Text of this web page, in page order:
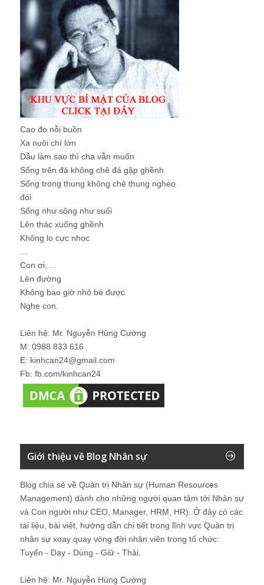
Cao đo nỗi buồn
Xa nuôi chí lớn
Dẫu làm sao thì cha vẫn muốn
Sống trên đá không chê đá gập ghềnh
Sống trong thung không chê thung nghèo
đói
Sống như sông như suối
Lên thác xuống ghềnh
Không lo cực nhọc
Con ơi, ...
Lên đường
Không bao giờ nhỏ bé được
Nghe con.
Liên hệ: Mr. Nguyễn Hùng Cường
M: 0988 833 616
E: kinhcan24@gmail.com
Fb: fb.com/kinhcan24
Giới thiệu về Blog Nhân sự
Blog chia sẻ về Quản trị Nhân sự (Human Resources
Management) dành cho những người quan tâm tới Nhân sự
và Con người như CEO, Manager, HRM, HR). Ở đây có các
tài liệu, bài viết, hướng dẫn chi tiết trong lĩnh vực Quản trị
nhân sự xoay quay vòng đời nhân viên trong tổ chức:
Tuyển - Dạy - Dùng - Giữ - Thải.
Liên hệ: Mr. Nguyễn Hùng Cường